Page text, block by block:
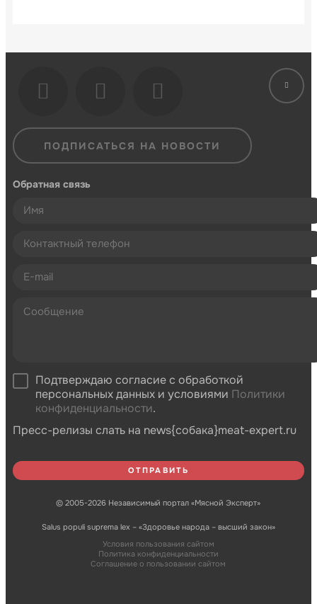
ПОДПИСАТЬСЯ НА НОВОСТИ
Обратная связь
Подтверждаю согласие с обработкой
персональных данных и условиями Политики
конфиденциальности.
Пресс-релизы слать на news{собака}meat-expert.ru
© 2005-2026 Независимый портал «Мясной Эксперт»
Salus populi suprema lex – «Здоровье народа – высший закон»
Условия пользования сайтом
Политика конфиденциальности
Соглашение о пользовании сайтом